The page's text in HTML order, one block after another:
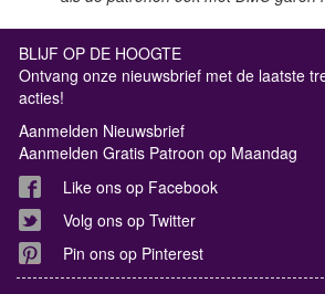
BLIJF OP DE HOOGTE
Ontvang onze nieuwsbrief met de laatste
acties!
Aanmelden Nieuwsbrief
Aanmelden Gratis Patroon op Maandag
Like ons op Facebook
Volg ons op Twitter
Pin ons op Pinterest